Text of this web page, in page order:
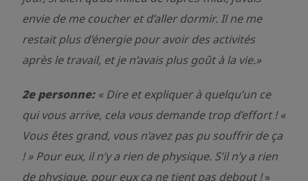
envie de me coucher et d’aller dormir. Il ne me
restait plus d’énergie pour avoir des activités
après le travail, et je n’avais plus goût à la vie.»
2e personne: « Dire et expliquer à quelqu’un ce
qui vous arrive, cela vous demande trop d’effort !«
Vous êtes grand, vous n’avez pas pu souffrir de ça
!» Pour eux, il n’y a rien de physique. S’il n’y a rien
de physique, pour eux ça ne tient pas debout !»